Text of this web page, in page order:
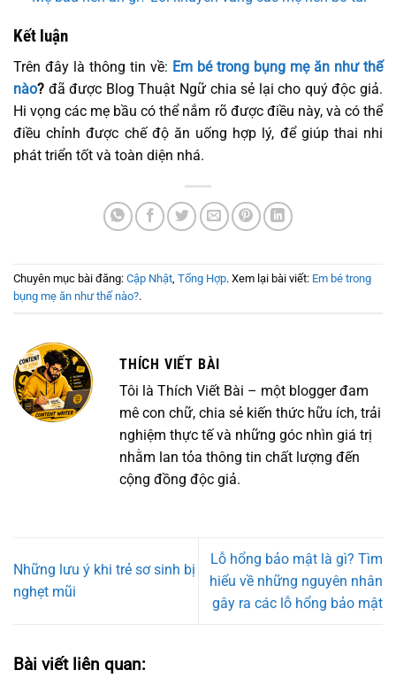
Kết luận
Trên đây là thông tin về: Em bé trong bụng mẹ ăn như thế
nào? đã được Blog Thuật Ngữ chia sẻ lại cho quý độc giả.
Hi vọng các mẹ bầu có thể nắm rõ được điều này, và có thể
điều chỉnh được chế độ ăn uống hợp lý, để giúp thai nhi
phát triển tốt và toàn diện nhá.
Chuyên mục bài đăng: Cập Nhật, Tổng Hợp. Xem lại bài viết: Em bé trong
bụng mẹ ăn như thế nào?.
THÍCH VIẾT BÀI
Tôi là Thích Viết Bài – một blogger đam
mê con chữ, chia sẻ kiến thức hữu ích, trải
nghiệm thực tế và những góc nhìn giá trị
nhằm lan tỏa thông tin chất lượng đến
cộng đồng độc giả.
Những lưu ý khi trẻ sơ sinh bị
nghẹt mũi
Lỗ hổng bảo mật là gì? Tìm
hiểu về những nguyên nhân
gây ra các lỗ hổng bảo mật
Bài viết liên quan: